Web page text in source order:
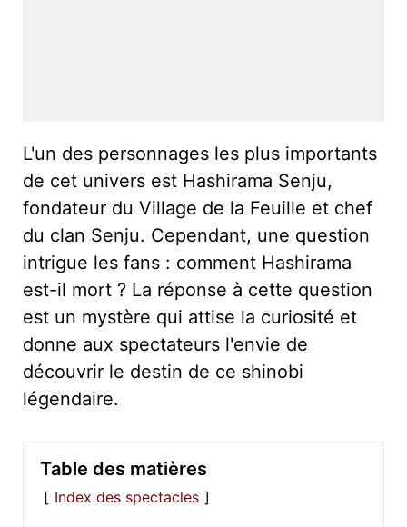
L'un des personnages les plus importants
de cet univers est Hashirama Senju,
fondateur du Village de la Feuille et chef
du clan Senju. Cependant, une question
intrigue les fans : comment Hashirama
est-il mort ? La réponse à cette question
est un mystère qui attise la curiosité et
donne aux spectateurs l'envie de
découvrir le destin de ce shinobi
légendaire.
Table des matières
Index des spectacles